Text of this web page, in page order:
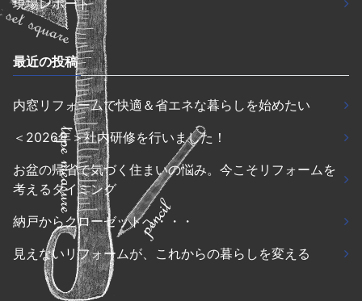
現場レポート
最近の投稿
内窓リフォームで快適＆省エネな暮らしを始めたい
＜2026年＞社内研修を行いました！
お盆の帰省で気づく住まいの悩み。今こそリフォームを
考えるタイミング
納戸からクローゼットへ・・・
見えないリフォームが、これからの暮らしを変える